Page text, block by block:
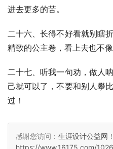
进去更多的苦。
二十六、长得不好看就别瞎
精致的公主卷，看上去也不像
二十七、听我一句劝，做人
己就可以了，不要和别人攀
过！
感谢您访问： 生涯设计公益网
https://www.16175.com/